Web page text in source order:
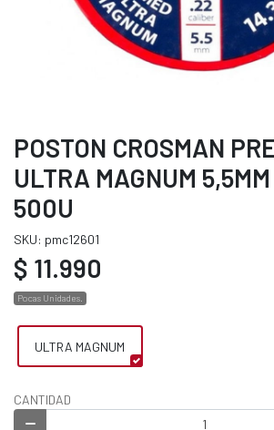
POSTON CROSMAN
ULTRA MAGNUM
500U
SKU: pmc12601
$ 11.990
Pocas Unidades.
ULTRA MAGNUM
CANTIDAD